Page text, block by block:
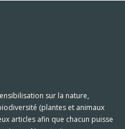
sur la nature,
(plantes et animaux
articles afin que chacun puisse